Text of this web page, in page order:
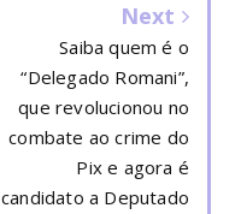
Next
Saiba quem é o
“Delegado Romani”,
que revolucionou no
combate ao crime do
Pix e agora é
candidato a Deputado